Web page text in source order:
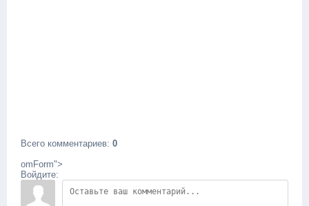
Всего комментариев: 0
omForm">
Войдите: